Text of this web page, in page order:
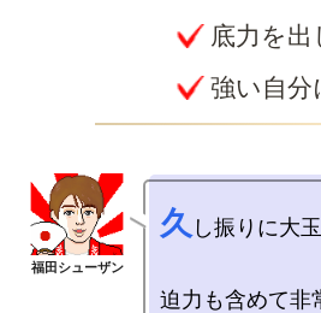
底力を
強い自
久 し振りに大
迫力も含めて非